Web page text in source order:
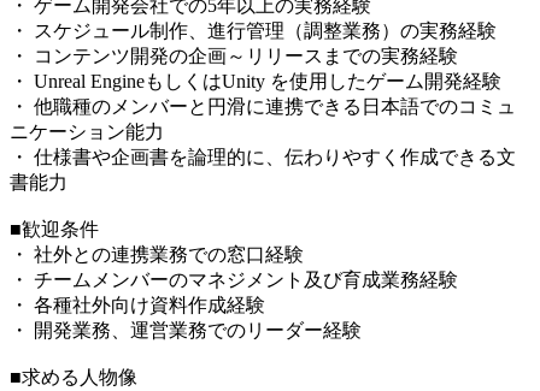
・ ゲーム開発会社での5年以上の実務経験
・ スケジュール制作、進行管理（調整業務）の実務経験
・ コンテンツ開発の企画～リリースまでの実務経験
・ Unreal EngineもしくはUnity を使用したゲーム開発経験
・ 他職種のメンバーと円滑に連携できる日本語でのコミュ
ニケーション能力
・ 仕様書や企画書を論理的に、伝わりやすく作成できる文
書能力
■歓迎条件
・ 社外との連携業務での窓口経験
・ チームメンバーのマネジメント及び育成業務経験
・ 各種社外向け資料作成経験
・ 開発業務、運営業務でのリーダー経験
■求める人物像